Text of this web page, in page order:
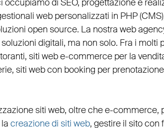
occupiamo di SEO, progettazione e
web personalizzati in PHP(CMS
open source. La nostra web
digitali, ma non solo. Fra i
, siti web e-commerceper la
, siti web con booking per
siti web, oltre chee-commerce,
creazione di siti web, gestire il sito con